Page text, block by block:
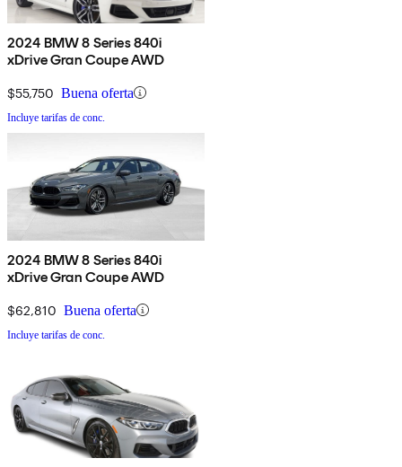
2024 BMW 8 Series 840i
xDrive Gran Coupe AWD
$55,750 Buena oferta
Incluye tarifas de conc.
2024 BMW 8 Series 840i
xDrive Gran Coupe AWD
$62,810 Buena oferta
Incluye tarifas de conc.